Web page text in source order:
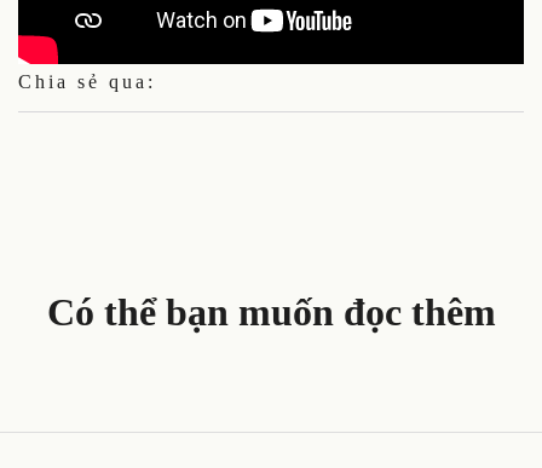
Chia sẻ qua:
Có thể bạn muốn đọc thêm